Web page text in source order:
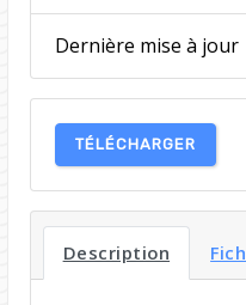
Dernière mise à jour
TÉLÉCHARGER
Description